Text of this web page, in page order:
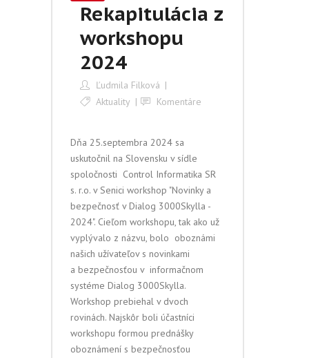
Rekapitulácia z
workshopu
2024
Ľudmila Filková
Aktuality
Komentáre
Dňa 25.septembra 2024 sa
uskutočnil na Slovensku v sídle
spoločnosti Control Informatika SR
s. r.o. v Senici workshop "Novinky a
bezpečnosť v Dialog 3000Skylla -
2024". Cieľom workshopu, tak ako už
vyplývalo z názvu, bolo oboznámi
našich užívateľov s novinkami
a bezpečnosťou v informačnom
systéme Dialog 3000Skylla.
Workshop prebiehal v dvoch
rovinách. Najskôr boli účastníci
workshopu formou prednášky
oboznámení s bezpečnosťou